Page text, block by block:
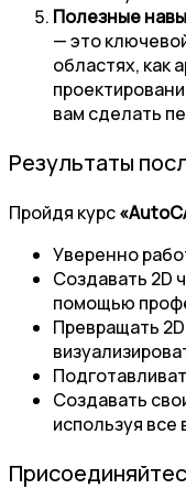
Полезные
— это
областях, как
вам сделать
Результаты
Пройдя курс
Уверенно
Создавать 2D
помощью
Превращать
Создавать
используя